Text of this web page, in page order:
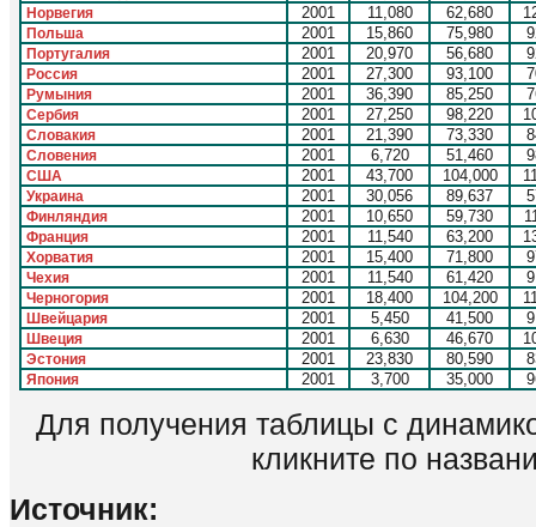
Норвегия 2001 11,080 62,680
Польша 2001 15,860 75,980
Португалия 2001 20,970 56,680
Россия 2001 27,300 93,100
Румыния 2001 36,390 85,250
Сербия 2001 27,250 98,220
Словакия 2001 21,390 73,330
Словения 2001 6,720 51,460
США 2001 43,700 104,000
Украина 2001 30,056 89,637
Финляндия 2001 10,650 59,730
Франция 2001 11,540 63,200
Хорватия 2001 15,400 71,800
Чехия 2001 11,540 61,420
Черногория 2001 18,400 104,200
Швейцария 2001 5,450 41,500
Швеция 2001 6,630 46,670
Эстония 2001 23,830 80,590
Япония 2001 3,700 35,000
Для получения таблицы с
кликните по
Источник: